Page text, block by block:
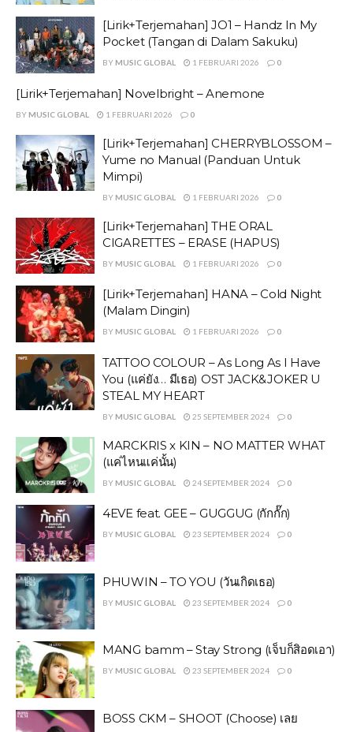
[Lirik+Terjemahan] JO1 – Handz In My
Pocket (Tangan di Dalam Sakuku)
BY MUSIC GLOBAL 1 FEBRUARI 2026 0
[Lirik+Terjemahan] Novelbright – Anemone
BY MUSIC GLOBAL 1 FEBRUARI 2026 0
[Lirik+Terjemahan] CHERRYBLOSSOM –
Yume no Manual (Panduan Untuk
Mimpi)
BY MUSIC GLOBAL 1 FEBRUARI 2026 0
[Lirik+Terjemahan] THE ORAL
CIGARETTES – ERASE (HAPUS)
BY MUSIC GLOBAL 1 FEBRUARI 2026 0
[Lirik+Terjemahan] HANA – Cold Night
(Malam Dingin)
BY MUSIC GLOBAL 1 FEBRUARI 2026 0
TATTOO COLOUR – As Long As I Have
You (แค่ยัง… มีเธอ) OST JACK&JOKER U
STEAL MY HEART
BY MUSIC GLOBAL 25 SEPTEMBER 2024 0
MARCKRIS x KIN – NO MATTER WHAT
(แค่ไหนแค่นั้น)
BY MUSIC GLOBAL 24 SEPTEMBER 2024 0
4EVE feat. GEE – GUGGUG (กักกั๊ก)
BY MUSIC GLOBAL 23 SEPTEMBER 2024 0
PHUWIN – TO YOU (วันเกิดเธอ)
BY MUSIC GLOBAL 23 SEPTEMBER 2024 0
MANG bamm – Stay Strong (เจ็บก็สิอดเอา)
BY MUSIC GLOBAL 23 SEPTEMBER 2024 0
BOSS CKM – SHOOT (Choose) เลย